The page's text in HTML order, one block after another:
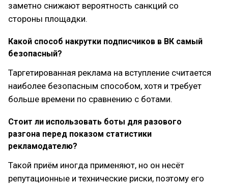
заметно снижают вероятность санкций со
стороны площадки.
Какой способ накрутки подписчиков в ВК самый
безопасный?
Таргетированная реклама на вступление считается
наиболее безопасным способом, хотя и требует
больше времени по сравнению с ботами.
Стоит ли использовать боты для разового
разгона перед показом статистики
рекламодателю?
Такой приём иногда применяют, но он несёт
репутационные и технические риски, поэтому его